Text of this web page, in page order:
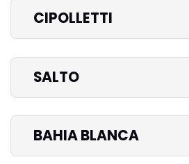
CIPOLLETTI
SALTO
BAHIA BLANCA